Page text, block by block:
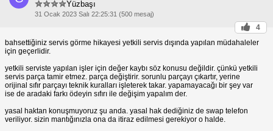
Yüzbaşı
31 Ocak 2023 Salı 22:25:31 (500 mesaj)
4
bahsettiğiniz servis görme hikayesi yetkili servis dışında yapılan müdahaleler
için geçerlidir.
yetkili serviste yapılan işler için değer kaybı söz konusu değildir. çünkü yetkili
servis parça tamir etmez. parça değiştirir. sorunlu parçayı çıkartır, yerine
orijinal sıfır parçayı teknik kuralları işleterek takar. yapamayacağı bir şey var
ise de aradaki farkı ödeyin sıfırı ile değişim yapalım der.
yasal haktan konuşmuyoruz şu anda. yasal hak dediğiniz de swap telefon
veriliyor. sizin mantığınızla ona da itiraz edilmesi gerekiyor o halde.